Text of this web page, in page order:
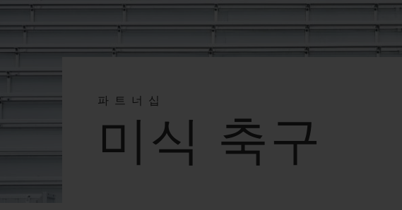
파트너십
미식 축구
익스클루시브 서비스